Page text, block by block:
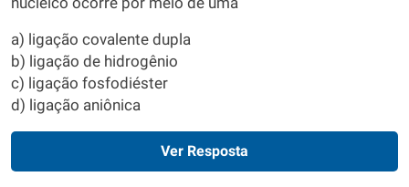
a) ligação covalente dupla
b) ligação de hidrogênio
c) ligação fosfodiéster
d) ligação aniônica
Ver Resposta